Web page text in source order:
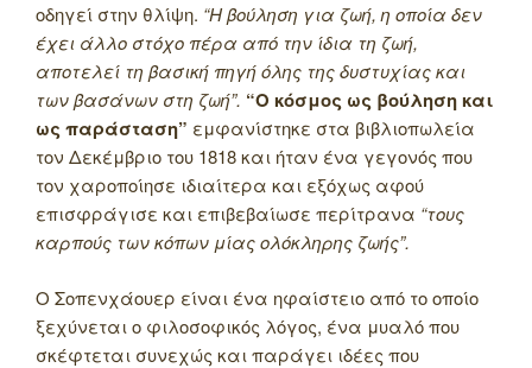
οδηγεί στην θλίψη. “Η βούληση για ζωή, η οποία δεν
έχει άλλο στόχο πέρα από την ίδια τη ζωή,
αποτελεί τη βασική πηγή όλης της δυστυχίας και
των βασάνων στη ζωή”. “Ο κόσμος ως βούληση και
ως παράσταση” εμφανίστηκε στα βιβλιοπωλεία
τον Δεκέμβριο του 1818 και ήταν ένα γεγονός που
τον χαροποίησε ιδιαίτερα και εξόχως αφού
επισφράγισε και επιβεβαίωσε περίτρανα “τους
καρπούς των κόπων μίας ολόκληρης ζωής”.
Ο Σοπενχάουερ είναι ένα ηφαίστειο από το οποίο
ξεχύνεται ο φιλοσοφικός λόγος, ένα μυαλό που
σκέφτεται συνεχώς και παράγει ιδέες που